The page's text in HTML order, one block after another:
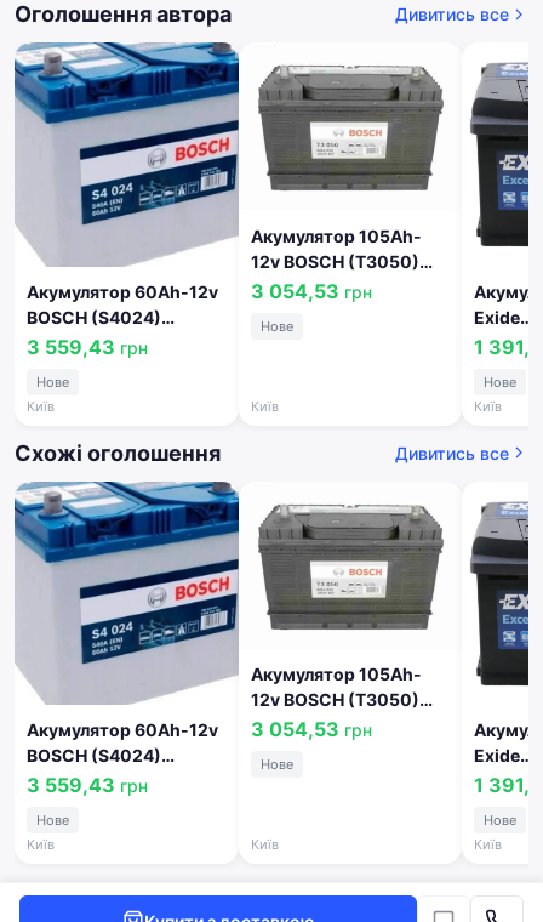
Оголошення автора Дивитись все
Акумулятор 60Ah-12v
BOSCH (S4024)
(232x173x225),R,EN540(Азия)
0092S40240
3 559,43 грн
Нове
Київ
Акумулятор 105Ah-
12v BOSCH (T3050)
(330x172x240),R,EN800
0092T30500
3 054,53 грн
Нове
Київ
Акумулятор
Exide
1
Нове
Київ
Схожі оголошення Дивитись все
Акумулятор 60Ah-12v
BOSCH (S4024)
(232x173x225),R,EN540(Азия)
3 559,43 грн
Нове
Київ
Акумулятор 105Ah-
12v BOSCH (T3050)
(330x172x240),R,EN800
0092T30500
3 054,53 грн
Нове
Київ
Акумулятор
Exide
1
Нове
Київ